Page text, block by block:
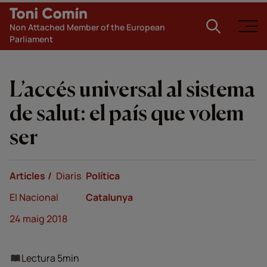
Non Attached Member of the European
Parliament
L’accés universal al sistema
de salut: el país que volem
ser
Articles
Diaris
El Nacional
24 maig 2018
Política
Catalunya
Lectura 5min